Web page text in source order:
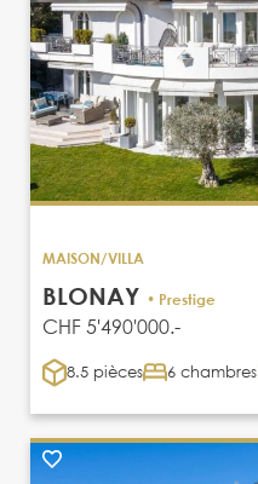
MAISON/VILLA
BLONAY • Prestige
CHF 5'490'000.-
8.5 pièces 6 chambres